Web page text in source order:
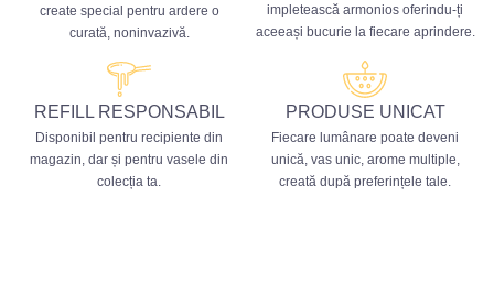
create special pentru ardere o
curată, noninvazivă.
impletească armonios oferindu-ți
aceeași bucurie la fiecare aprindere.
REFILL RESPONSABIL
Disponibil pentru recipiente din
magazin, dar și pentru vasele din
colecția ta.
PRODUSE UNICAT
Fiecare lumânare poate deveni
unică, vas unic, arome multiple,
creată după preferințele tale.